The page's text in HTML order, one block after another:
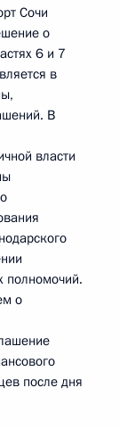
Сочи
о
6 и 7
в
В
власти
полномочий.
о
после дня